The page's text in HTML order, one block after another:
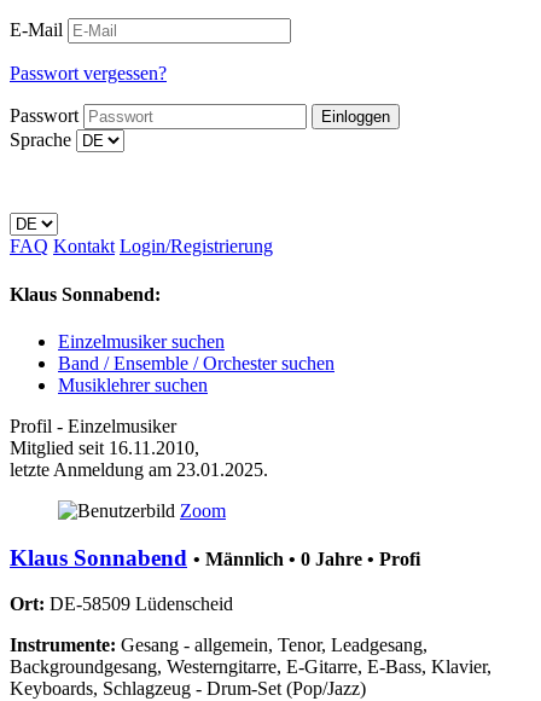
E-Mail
Passwort vergessen?
Passwort
Sprache
FAQ Kontakt Login/Registrierung
Klaus Sonnabend:
Einzelmusiker suchen
Band / Ensemble / Orchester suchen
Musiklehrersuchen
Profil - Einzelmusiker
Mitglied seit 16.11.2010,
letzte Anmeldung am 23.01.2025.
Zoom
Klaus Sonnabend • Männlich • 0 Jahre • Profi
Ort: DE-58509 Lüdenscheid
Instrumente: Gesang - allgemein, Tenor, Leadgesang,
Backgroundgesang, Westerngitarre, E-Gitarre, E-Bass, Klavier,
Keyboards, Schlagzeug - Drum-Set (Pop/Jazz)